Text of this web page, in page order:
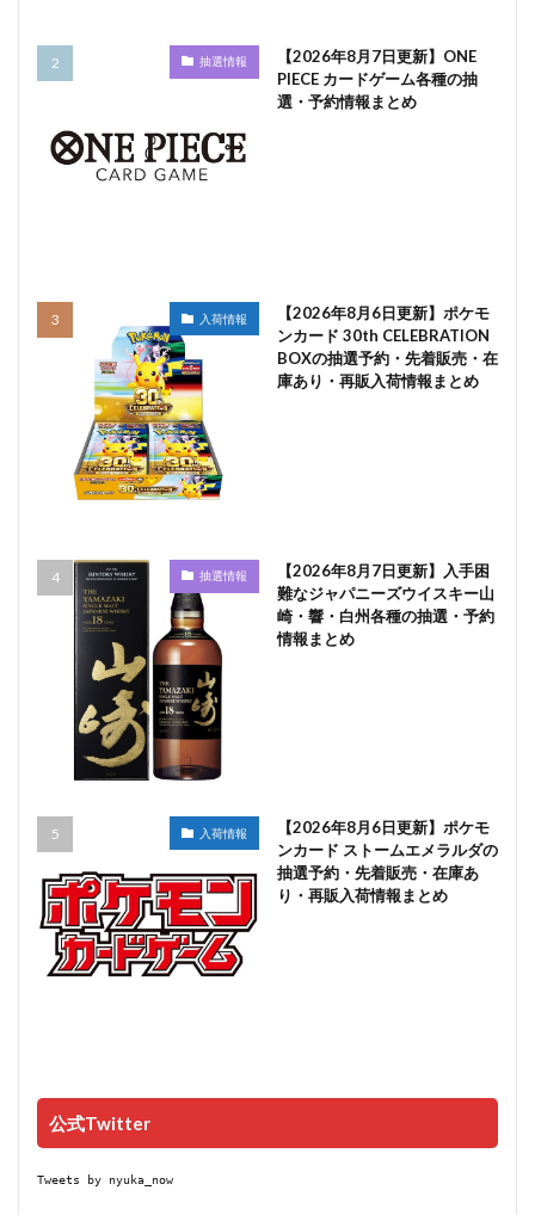
抽選情報
【2026年8月7日更新】ONE
PIECE カードゲーム各種の抽
選・予約情報まとめ
入荷情報
【2026年8月6日更新】ポケモ
ンカード 30th CELEBRATION
BOXの抽選予約・先着販売・在
庫あり・再販入荷情報まとめ
抽選情報
【2026年8月7日更新】入手困
難なジャパニーズウイスキー山
崎・響・白州各種の抽選・予約
情報まとめ
入荷情報
【2026年8月6日更新】ポケモ
ンカード ストームエメラルダの
抽選予約・先着販売・在庫あ
り・再販入荷情報まとめ
公式Twitter
Tweets by nyuka_now